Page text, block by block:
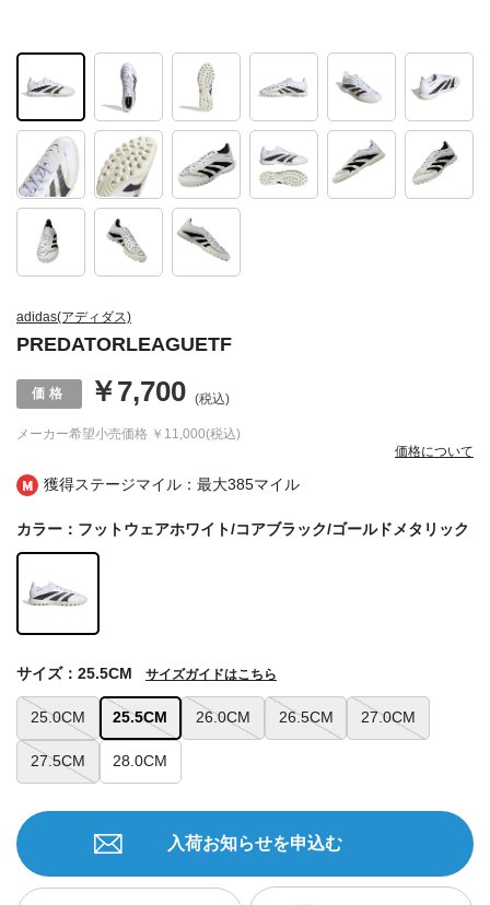
獲得ステージマイル：最大385マイル
adidas(アディダス)
PREDATORLEAGUETF
メーカー希望小売価格 ￥11,000(税込)
￥7,700 (税込)
価格について
カラー：フットウェアホワイト/コアブラック/ゴールドメタリック
25.0CM 25.5CM 26.0CM 26.5CM 27.0CM
27.5CM 28.0CM
サイズ：25.5CM サイズガイドはこちら
入荷お知らせを申込む